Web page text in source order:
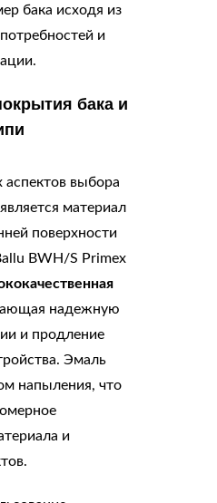
бака исходя из
и
бака и
выбора
материал
поверхности
BWH/S Primex
надежную
и продление
Эмаль
напыления, что
и